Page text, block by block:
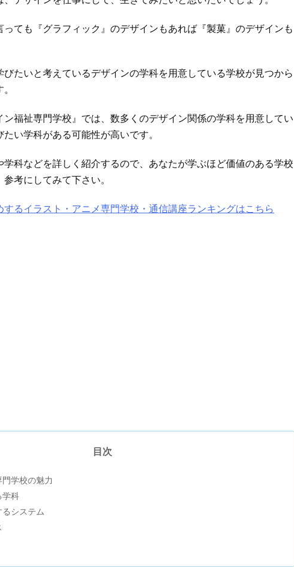
っても『グラフィック』のデザインもあれば『製菓』のデザインも
びたいと考えているデザインの学科を用意している学校が見つから
ン福祉専門学校』では、数多くのデザイン関係の学科を用意してい
い学科がある可能性が高いです。
学科などを詳しく紹介するので、あなたが学ぶほど価値のある学校
考にしてみて下さい。
するイラスト・アニメ専門学校・通信講座ランキングはこちら
目次
学校の魅力
学科
システム